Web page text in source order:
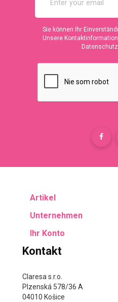
Sie können Ihr
Unsere
Artikel
Unternehmen
Ihr Konto
Kontakt
Claresa s.r.o.
Plzenská 578/36 A
04010 Košice